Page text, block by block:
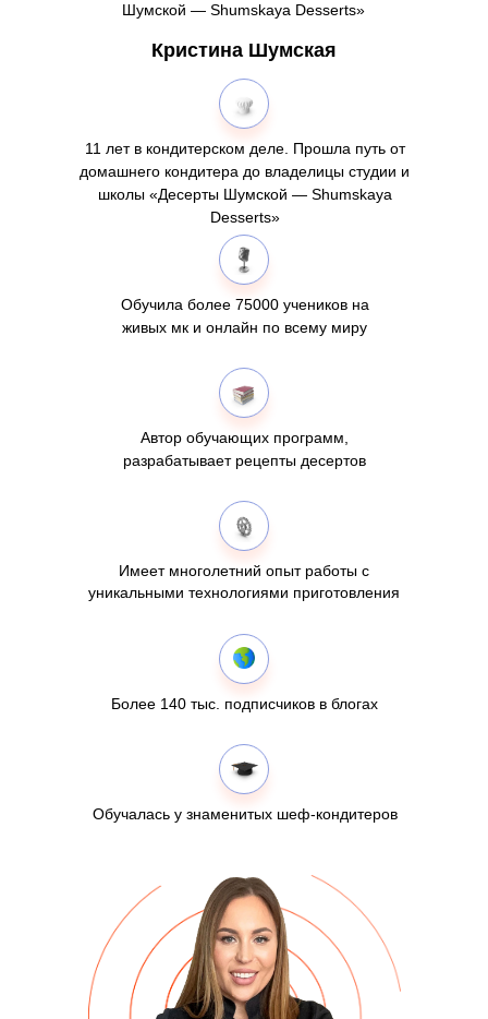
11 лет в кондитерском деле. Прошла путь от
домашнего кондитера до владелицы студии и
школы «Десерты Шумской — Shumskaya
Desserts»
Кристина Шумская
Обучила более 75000 учеников на
живых мк и онлайн по всему миру
Автор обучающих программ,
разрабатывает рецепты десертов
Имеет многолетний опыт работы с
уникальными технологиями приготовления
Более 140 тыс. подписчиков в блогах
Обучалась у знаменитых шеф-кондитеров
Шумской — Shumskaya Desserts»